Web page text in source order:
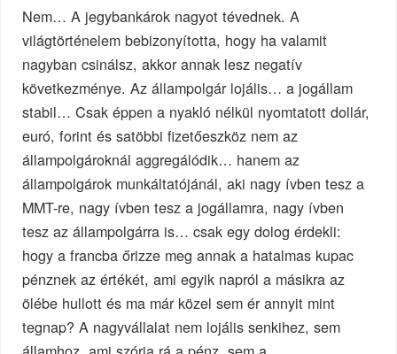
Nem… A jegybankárok nagyot tévednek. A
világtörténelem bebizonyította, hogy ha valamit
nagyban csinálsz, akkor annak lesz negatív
következménye. Az állampolgár lojális… a jogállam
stabil… Csak éppen a nyakló nélkül nyomtatott dollár,
euró, forint és satöbbi fizetőeszköz nem az
állampolgároknál aggregálódik… hanem az
állampolgárok munkáltatójánál, aki nagy ívben tesz a
MMT-re, nagy ívben tesz a jogállamra, nagy ívben
tesz az állampolgárra is… csak egy dolog érdekli:
hogy a francba őrizze meg annak a hatalmas kupac
pénznek az értékét, ami egyik napról a másikra az
ölébe hullott és ma már közel sem ér annyit mint
tegnap? A nagyvállalat nem lojális senkihez, sem